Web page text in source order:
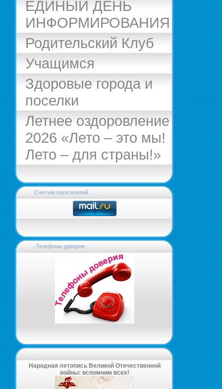
ЕДИНЫЙ ДЕНЬ
ИНФОРМИРОВАНИЯ
Родительский Клуб
Учащимся
Здоровые города и
поселки
Летнее оздоровление
2026 «Лето – это мы!
Лето – для страны!»
Счетчик посетителей
-Телефоны доверия
-
Народная летопись Великой Отечественной
войны: вспомним всех!